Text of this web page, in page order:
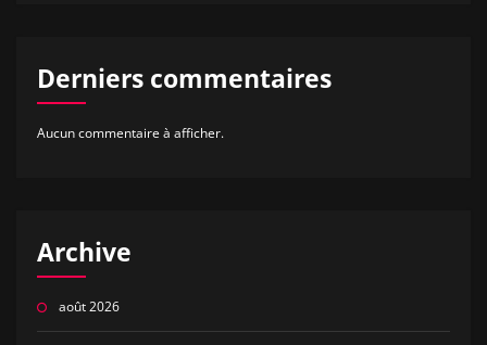
Derniers commentaires
Aucun commentaire à afficher.
Archive
août 2026